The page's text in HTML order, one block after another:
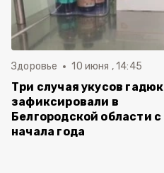
Здоровье 10 июня , 14:45
Три случая укусов гадюк
зафиксировали в
Белгородской области с
начала года